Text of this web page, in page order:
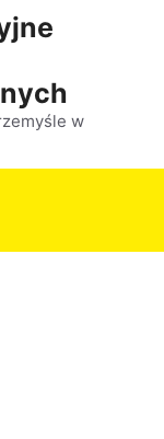
w